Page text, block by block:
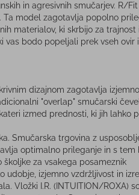
in agresivnih smučarjev. R/
Ta model zagotavlja popolno
materialov, ki skrbijo za
vas bodo popeljali prek vseh
dizajnom zagotavlja
"overlap" smučarski
izmed prednosti, ki jih lahko
Smučarska trgovina z
optimalno prileganje in s
za vsakega posameznik
udobje, izjemno vzdržljivost in
Vložki I.R. (INTUITION/ROXA)